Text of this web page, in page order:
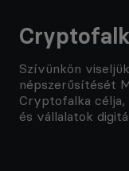
Szívünkön
népszerűsítését
Cryptofalka célja,
és vállalatok